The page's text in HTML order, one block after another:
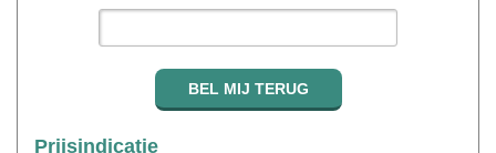
Prijsindicatie